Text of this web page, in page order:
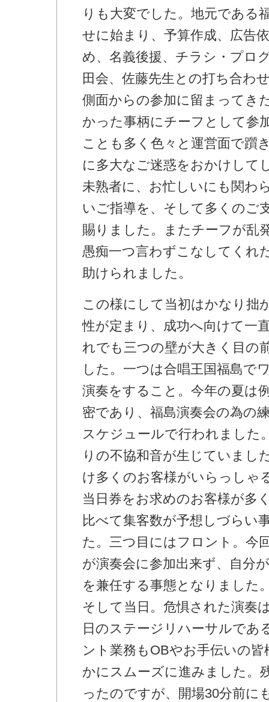
りも大変でした。地元である
せに始まり、予算作成、広告
め、名義後援、チラシ・プロ
田会、佐藤先生との打ち合わ
側面からの参加に留まってき
かった事柄にチーフとして参
ことも多く色々と運営面で躓
に多大なご迷惑をおかけして
未熟者に、お忙しいにも関わ
いご指導を、そして多くのご
賜りました。またチーフが乱
愚痴一つ言わずこなしてくれ
助けられました。
この様にして当初はかなり拙
性が定まり、成功へ向けて一
れでも三つの壁が大きく目の
した。一つは合唱王国福島で
演奏をすること。今年の夏は
密であり、福島演奏会の為の
スケジュールで行われました
りの不協和音が生じていまし
け多くのお客様がいらっしゃ
当日券をお求めのお客様が多
比べて集客数が予想しづらい
た。三つ目にはフロント。今
が演奏会に参加出来ず、自分
を兼任する事態となりました
そして当日。危惧された演奏
日のステージリハーサルであ
ント業務もOBやお手伝いの
かにスムーズに進みました。
ったのですが、開場30分前に